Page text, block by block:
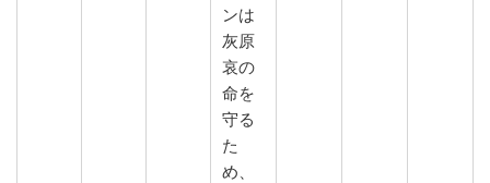
ンは
灰原
哀の
命を
守る
た
め、